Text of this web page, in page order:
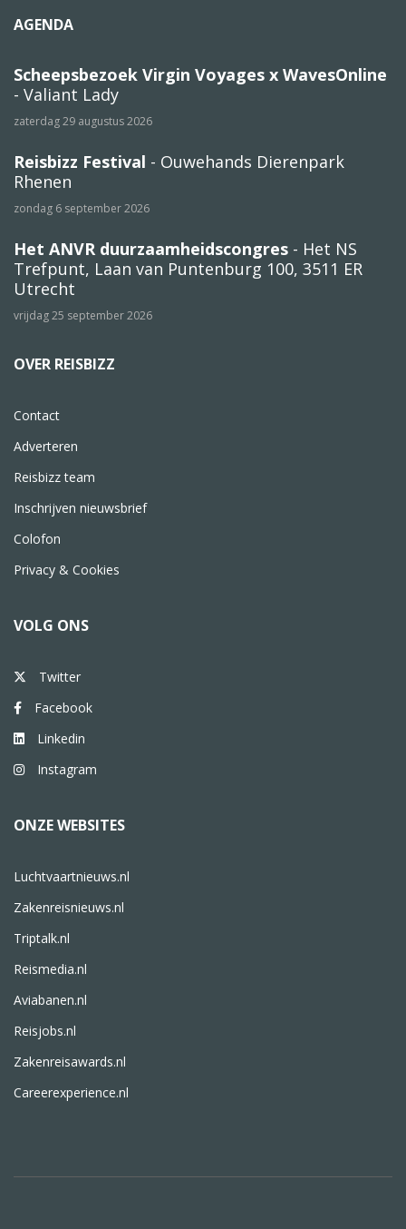
AGENDA
Scheepsbezoek Virgin Voyages x WavesOnline
- Valiant Lady
zaterdag 29 augustus 2026
Reisbizz Festival - Ouwehands Dierenpark
Rhenen
zondag 6 september 2026
Het ANVR duurzaamheidscongres - Het NS
Trefpunt, Laan van Puntenburg 100, 3511 ER
Utrecht
vrijdag 25 september 2026
OVER REISBIZZ
Contact
Adverteren
Reisbizz team
Inschrijven nieuwsbrief
Colofon
Privacy & Cookies
VOLG ONS
Twitter
Facebook
Linkedin
Instagram
ONZE WEBSITES
Luchtvaartnieuws.nl
Zakenreisnieuws.nl
Triptalk.nl
Reismedia.nl
Aviabanen.nl
Reisjobs.nl
Zakenreisawards.nl
Careerexperience.nl